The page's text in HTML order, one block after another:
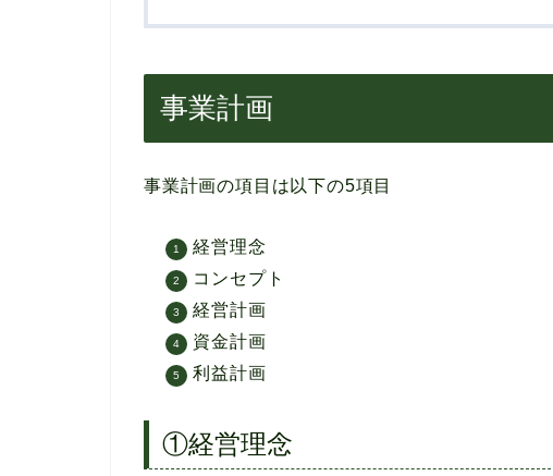
事業計画
事業計画の項目は以下の5項目
経営理念
コンセプト
経営計画
資金計画
利益計画
①経営理念